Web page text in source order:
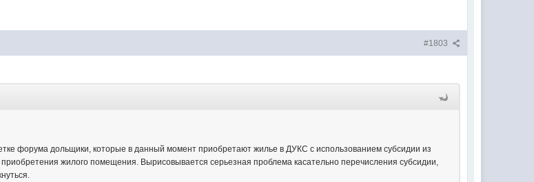
#1803
форума дольщики, которые в данный момент приобретают жилье в ДУКС с использованием субсидии из
жилого помещения. Вырисовывается серьезная проблема касательно перечисления субсидии,